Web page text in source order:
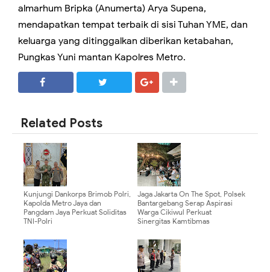
almarhum Bripka (Anumerta) Arya Supena,
mendapatkan tempat terbaik di sisi Tuhan YME, dan
keluarga yang ditinggalkan diberikan ketabahan,
Pungkas Yuni mantan Kapolres Metro.
Related Posts
Kunjungi Dankorps Brimob Polri,
Kapolda Metro Jaya dan
Pangdam Jaya Perkuat Soliditas
TNI-Polri
Jaga Jakarta On The Spot, Polsek
Bantargebang Serap Aspirasi
Warga Cikiwul Perkuat
Sinergitas Kamtibmas